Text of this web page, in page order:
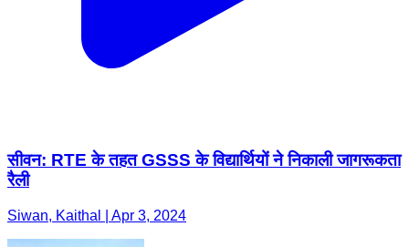
सीवन: RTE के तहत GSSS के विद्यार्थियों ने निकाली जागरूकता
रैली
Siwan, Kaithal | Apr 3, 2024